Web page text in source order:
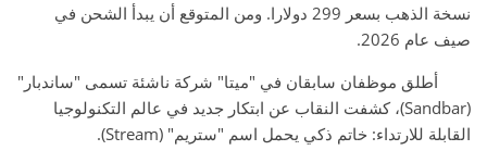
نسخة الذهب بسعر 299 دولارا. ومن المتوقع أن يبدأ الشحن في
صيف عام 2026.
أطلق موظفان سابقان في "ميتا" شركة ناشئة تسمى "ساندبار"
(Sandbar)، كشفت النقاب عن ابتكار جديد في عالم التكنولوجيا
القابلة للارتداء: خاتم ذكي يحمل اسم "ستريم" (Stream).